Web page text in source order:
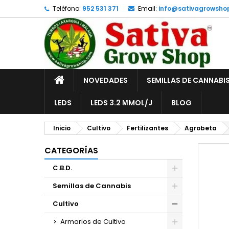
Teléfono: 952 531 371 Email:
INICIONOVEDADES SEMILLAS DE CANNABIS
LEDS LEDS 3.2 ΜMOL/J BLOG
Inicio Cultivo Fertilizantes Agrobeta
CATEGORÍAS
C.B.D.
Semillas de Cannabis
Cultivo
Armarios de Cultivo